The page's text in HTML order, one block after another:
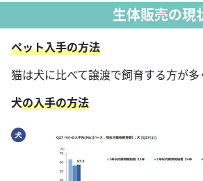
生体販売の現
ペット入手の方法
猫は犬に比べて譲渡で飼育する方が多
犬の入手の方法